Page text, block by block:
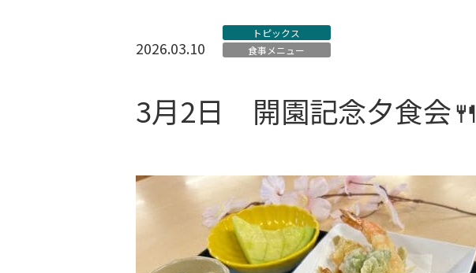
2026.03.10
トピックス
食事メニュー
3月2日 開園記念夕食会🍴